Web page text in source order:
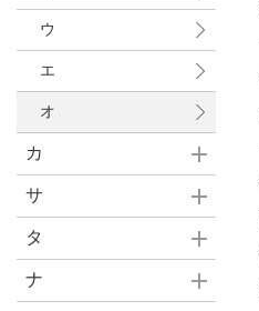
ウ
エ
オ
カ
サ
タ
ナ